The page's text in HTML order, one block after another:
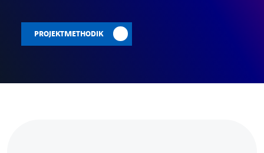
PROJEKTMETHODIK